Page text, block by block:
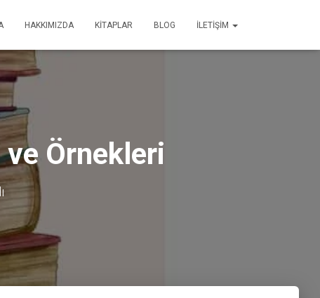
HAKKIMIZDA KİTAPLAR BLOG İLETİŞİM
Örnekleri